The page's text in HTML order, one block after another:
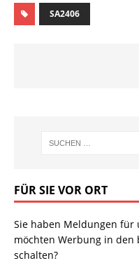
SA2406
FÜR SIE VOR ORT
Sie haben Meldungen für
möchten Werbung in den
schalten?